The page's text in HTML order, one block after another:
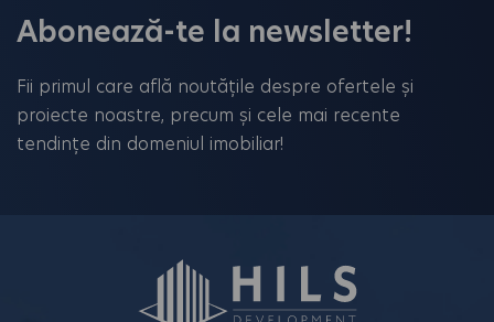
Abonează-te la newsletter!
Fii primul care află noutățile despre ofertele și
proiecte noastre, precum și cele mai recente
tendințe din domeniul imobiliar!